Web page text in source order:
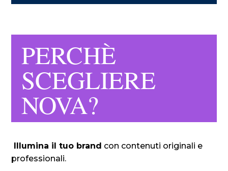
PERCHÈ
SCEGLIERE
NOVA?
Illumina il tuo brand con contenuti originali e
professionali.